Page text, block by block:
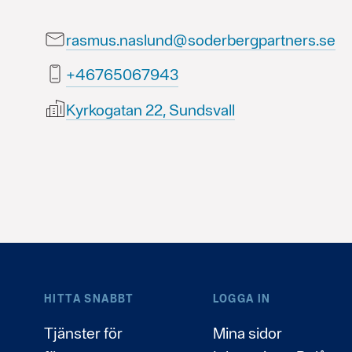
rasmus.naslund@soderbergpartners.se
34976056764+
Kyrkogatan 22, Sundsvall
HITTA SNABBT
Tjänster för
LOGGA IN
Mina sidor